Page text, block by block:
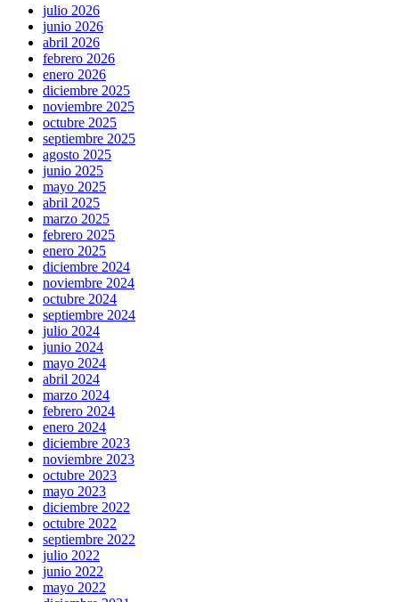
julio 2026
junio 2026
abril 2026
febrero 2026
enero 2026
diciembre 2025
noviembre 2025
octubre 2025
septiembre 2025
agosto 2025
junio 2025
mayo 2025
abril 2025
marzo 2025
febrero 2025
enero 2025
diciembre 2024
noviembre 2024
octubre 2024
septiembre 2024
julio 2024
junio 2024
mayo 2024
abril 2024
marzo 2024
febrero 2024
enero 2024
diciembre 2023
noviembre 2023
octubre 2023
mayo 2023
diciembre 2022
octubre 2022
septiembre 2022
julio 2022
junio 2022
mayo 2022